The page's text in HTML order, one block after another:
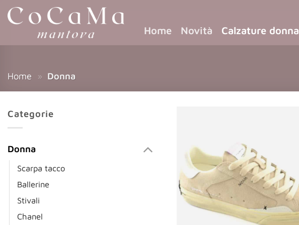
Home Novità Calzature donna
Home » Donna
Categorie
Donna
Scarpa tacco
Ballerine
Stivali
Chanel